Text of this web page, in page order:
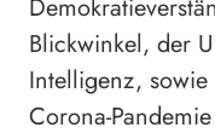
Blickwinkel, der
Intelligenz,
Corona-